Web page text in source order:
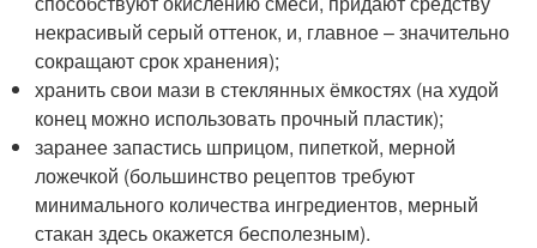
некрасивый серый оттенок, и, главное – значительно
сокращают срок хранения);
хранить свои мази в стеклянных ёмкостях (на худой
конец можно использовать прочный пластик);
заранее запастись шприцом, пипеткой, мерной
ложечкой (большинство рецептов требуют
минимального количества ингредиентов, мерный
стакан здесь окажется бесполезным).